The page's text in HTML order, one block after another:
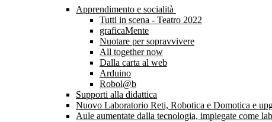
Apprendimento e socialità
Tutti in scena - Teatro 2022
graficaMente
Nuotare per sopravvivere
All together now
Dalla carta al web
Arduino
Robol@b
Supporti alla didattica
Nuovo Laboratorio Reti, Robotica e Domotica e
Aule aumentate dalla tecnologia, impiegate come